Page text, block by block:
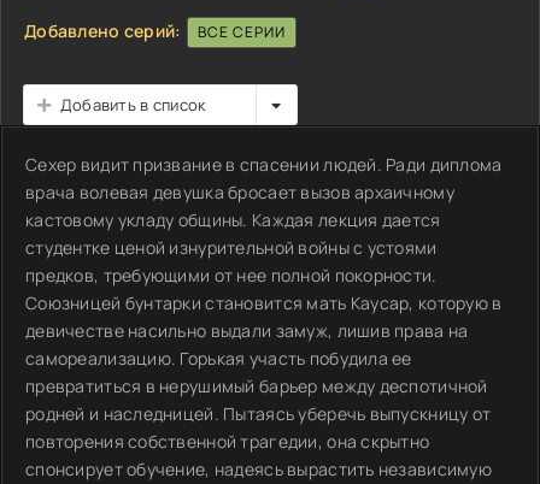
Добавлено серий: ВСЕ СЕРИИ
Добавить в список
Сехер видит призвание в спасении людей. Ради диплома
врача волевая девушка бросает вызов архаичному
кастовому укладу общины. Каждая лекция дается
студентке ценой изнурительной войны с устоями
предков, требующими от нее полной покорности.
Союзницей бунтарки становится мать Каусар, которую в
девичестве насильно выдали замуж, лишив права на
самореализацию. Горькая участь побудила ее
превратиться в нерушимый барьер между деспотичной
родней и наследницей. Пытаясь уберечь выпускницу от
повторения собственной трагедии, она скрытно
спонсирует обучение, надеясь вырастить независимую